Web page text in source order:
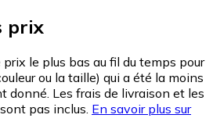
prix
le plus bas au fil du temps pour
ou la taille) qui a été la moins
donné. Les frais de livraison et les
pas inclus. En savoir plus sur